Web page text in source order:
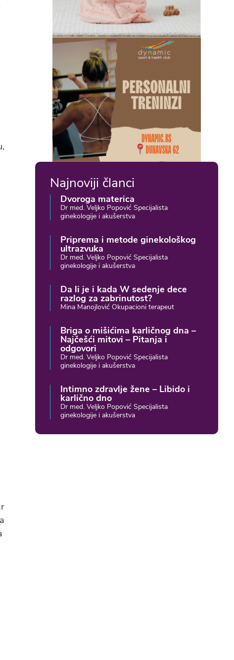
Najnoviji članci
Dvoroga materica
Dr med. Veljko Popović Specijalista
ginekologije i akušerstva
Priprema i metode ginekološkog
ultrazvuka
Dr med. Veljko Popović Specijalista
ginekologije i akušerstva
Da li je i kada W sedenje dece
razlog za zabrinutost?
Mina Manojlović Okupacioni terapeut
Briga o mišićima karličnog dna –
Najčešći mitovi – Pitanja i
odgovori
Dr med. Veljko Popović Specijalista
ginekologije i akušerstva
Intimno zdravlje žene – Libido i
karlično dno
Dr med. Veljko Popović Specijalista
ginekologije i akušerstva